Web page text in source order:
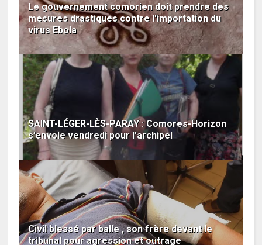
Le gouvernement comorien doit prendre des
mesures drastiques contre l'importation du
virus Ebola
SAINT-LÉGER-LÈS-PARAY : Comores-Horizon
s’envole vendredi pour l’archipel
Civil blessé par balle , son frère devant le
tribunal pour agression et outrage